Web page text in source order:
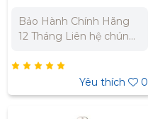
Bảo Hành Chính Hãng
12 Tháng Liên hệ chúng
nhất cho dự án. Miền
Bắc : 0989 310 979 –
0973 106 269 Miền Nam:
Yêu thích 0